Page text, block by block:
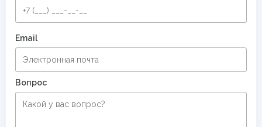
Email
Вопрос